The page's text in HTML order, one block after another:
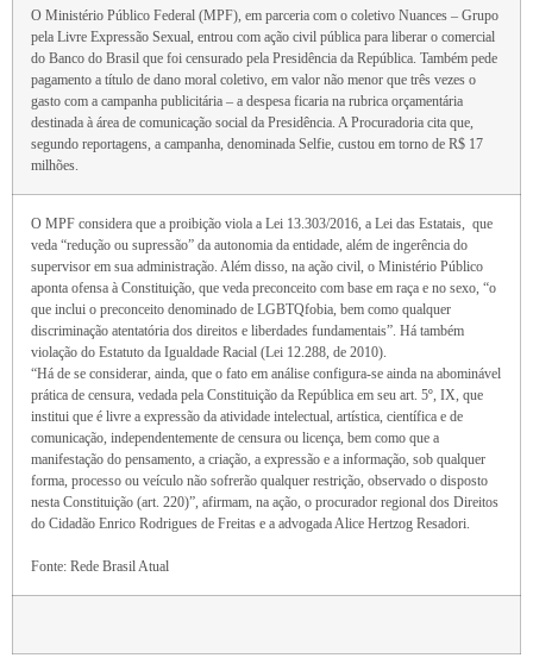
O Ministério Público Federal (MPF), em parceria com o coletivo Nuances – Grupo
pela Livre Expressão Sexual, entrou com ação civil pública para liberar o comercial
do Banco do Brasil que foi censurado pela Presidência da República. Também pede
pagamento a título de dano moral coletivo, em valor não menor que três vezes o
gasto com a campanha publicitária – a despesa ficaria na rubrica orçamentária
destinada à área de comunicação social da Presidência. A Procuradoria cita que,
segundo reportagens, a campanha, denominada Selfie, custou em torno de R$ 17
milhões.
O MPF considera que a proibição viola a Lei 13.303/2016, a Lei das Estatais, que
veda “redução ou supressão” da autonomia da entidade, além de ingerência do
supervisor em sua administração. Além disso, na ação civil, o Ministério Público
aponta ofensa à Constituição, que veda preconceito com base em raça e no sexo, “o
que inclui o preconceito denominado de LGBTQfobia, bem como qualquer
discriminação atentatória dos direitos e liberdades fundamentais”. Há também
violação do Estatuto da Igualdade Racial (Lei 12.288, de 2010).
“Há de se considerar, ainda, que o fato em análise configura-se ainda na abominável
prática de censura, vedada pela Constituição da República em seu art. 5º, IX, que
institui que é livre a expressão da atividade intelectual, artística, científica e de
comunicação, independentemente de censura ou licença, bem como que a
manifestação do pensamento, a criação, a expressão e a informação, sob qualquer
forma, processo ou veículo não sofrerão qualquer restrição, observado o disposto
nesta Constituição (art. 220)”, afirmam, na ação, o procurador regional dos Direitos
do Cidadão Enrico Rodrigues de Freitas e a advogada Alice Hertzog Resadori.
Fonte: Rede Brasil Atual